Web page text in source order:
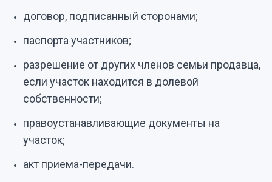
договор, подписанный сторонами;
паспорта участников;
разрешение от других членов семьи продавца,
если участок находится в долевой
собственности;
правоустанавливающие документы на
участок;
акт приема-передачи.